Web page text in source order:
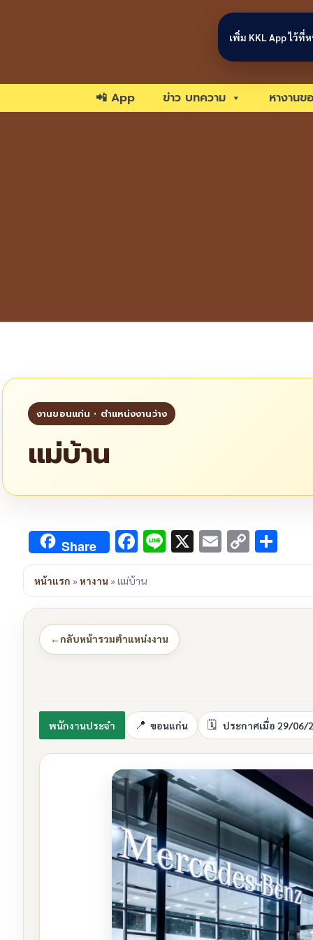
📲 App ข่าว บทความ หางานข
แม่บ้าน
Share Facebook
Line
X Email
Copy
Link
หน้าแรก »หางาน »แม่บ้าน
←กลับหน้ารวมตำแหน่งงาน
พนักงานประจำ ขอนแก่น ประกาศเมื่อ 29/06/
เพิ่ม KKL App ไว้